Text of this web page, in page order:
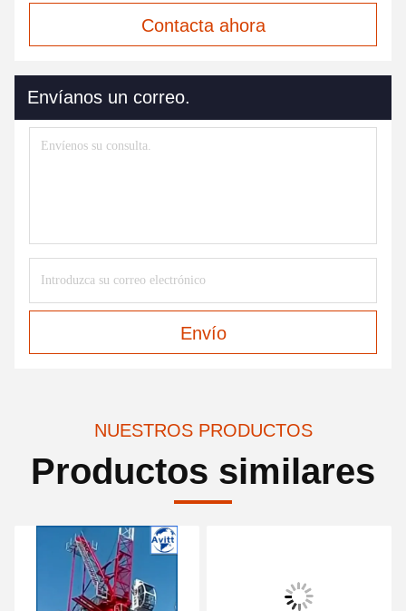
Contacta ahora
Envíanos un correo.
Envío
NUESTROS PRODUCTOS
Productos similares